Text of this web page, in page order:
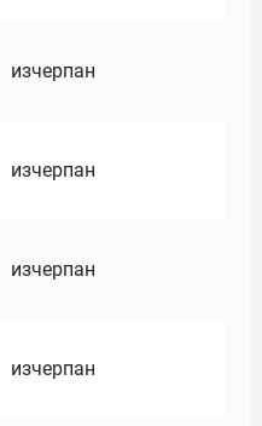
изчерпан
изчерпан
изчерпан
изчерпан